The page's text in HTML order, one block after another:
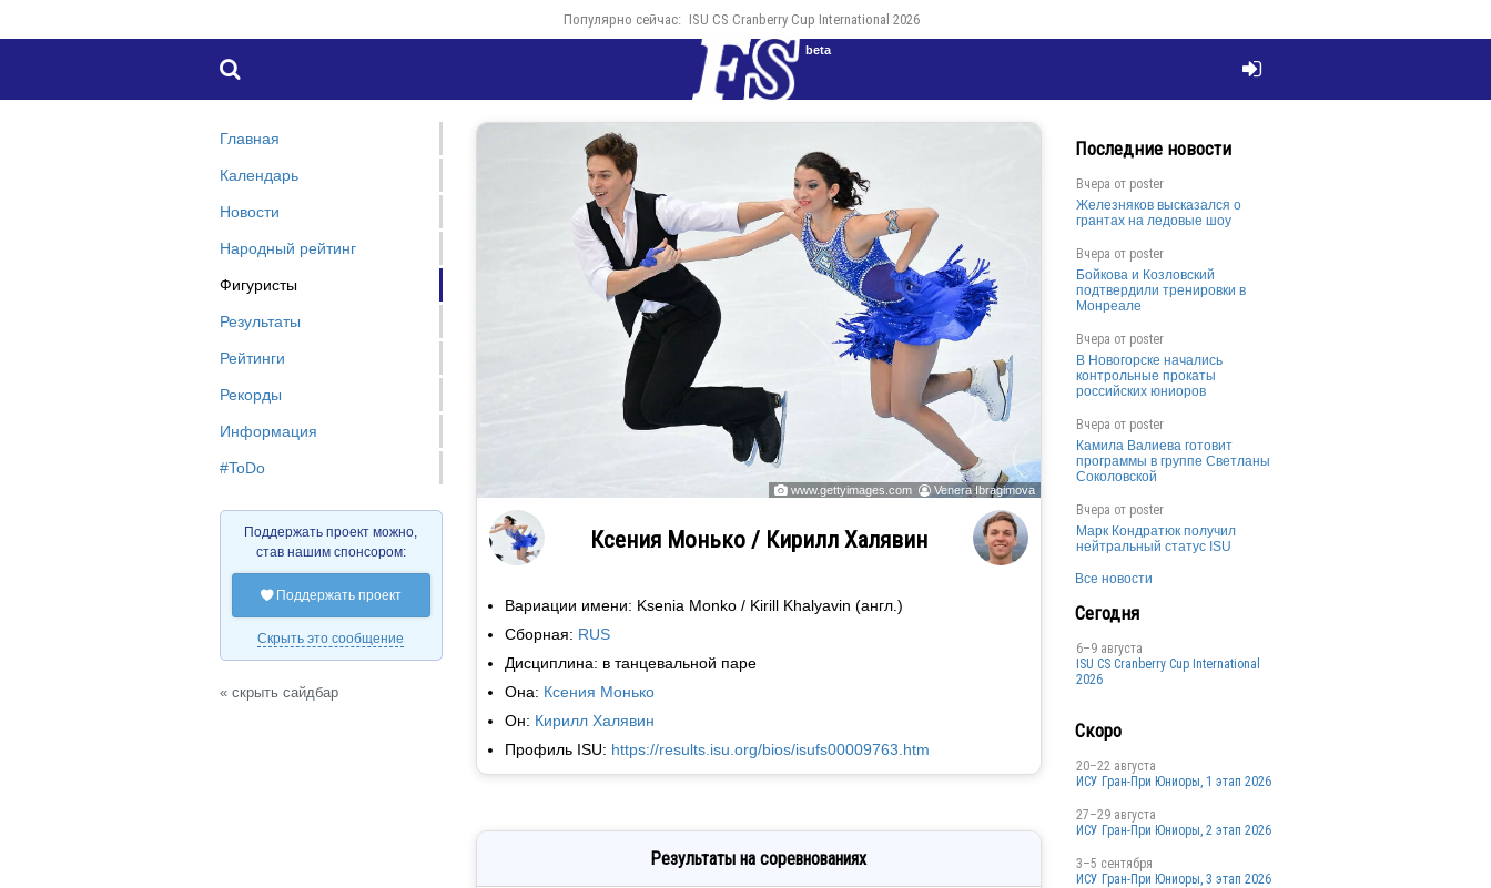
Популярно сейчас: ISU CS Cranberry Cup International 2026
 
beta
 www.gettyimages.com  Venera Ibragimova
Ксения Монько / Кирилл Халявин
Вариации имени: Ksenia Monko / Kirill Khalyavin (англ.)
Сборная: RUS
Дисциплина: в танцевальной паре
Она: Ксения Монько
Он: Кирилл Халявин
Профиль ISU: https://results.isu.org/bios/isufs00009763.htm
Результаты на соревнованиях
Главная
Календарь
Новости
Народный рейтинг
Фигуристы
Результаты
Рейтинги
Рекорды
Информация
#ToDo
Поддержать проект можно,
став нашим спонсором:
Поддержать проект
Скрыть это сообщение
« скрыть сайдбар
Последние новости
Вчера от poster
Железняков высказался о
грантах на ледовые шоу
Вчера от poster
Бойкова и Козловский
подтвердили тренировки в
Монреале
Вчера от poster
В Новогорске начались
контрольные прокаты
российских юниоров
Вчера от poster
Камила Валиева готовит
программы в группе Светланы
Соколовской
Вчера от poster
Марк Кондратюк получил
нейтральный статус ISU
Все новости
Сегодня
6–9 августа
ISU CS Cranberry Cup International
2026
Скоро
20–22 августа
ИСУ Гран-При Юниоры, 1 этап 2026
27–29 августа
ИСУ Гран-При Юниоры, 2 этап 2026
3–5 сентября
ИСУ Гран-При Юниоры, 3 этап 2026